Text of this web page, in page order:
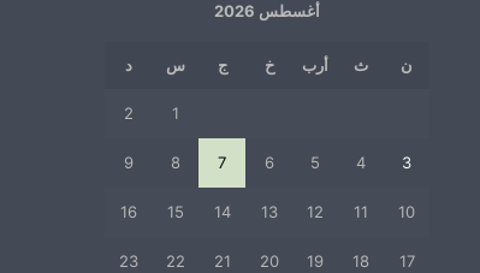
أغسطس 2026
ن ث أرب خ ج س د
1
2
3
4
5
6
7
8
9
10
11
12
13
14
15
16
17
18
19
20
21
22
23